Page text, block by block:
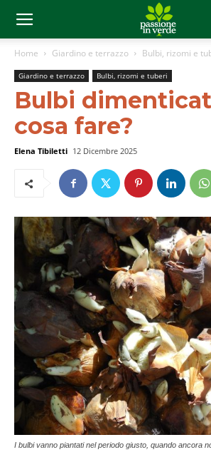
Home Giardino e terrazzo Bulbi, rizomi e
Giardino e terrazzo Bulbi, rizomi e tuberi
Bulbi
cosa fare?
Elena Tibiletti 12 Dicembre 2025
I bulbi vanno piantati nel periodo giusto, quando ancora